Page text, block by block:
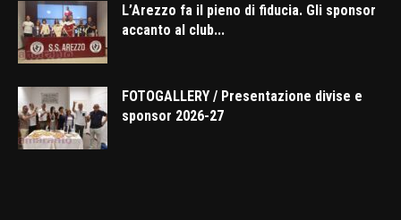
L’Arezzo fa il pieno di fiducia. Gli sponsor
accanto al club...
FOTOGALLERY / Presentazione divise e
sponsor 2026-27